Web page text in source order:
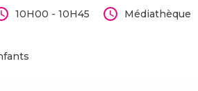
10H00 - 10H45 Médiathèque